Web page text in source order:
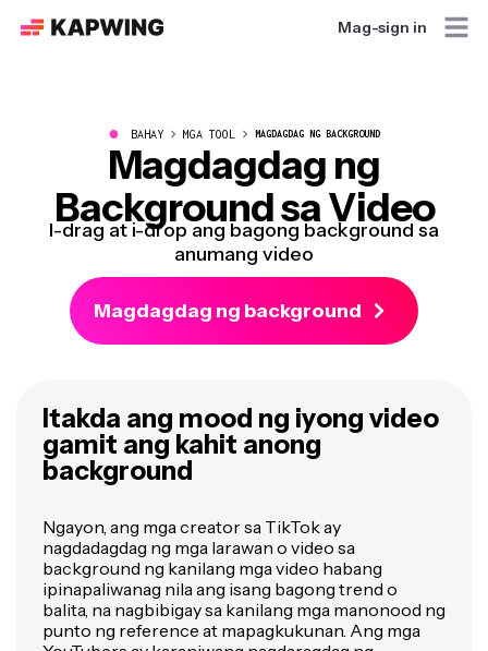
Mag-sign in
● BAHAY MGA TOOL MAGDAGDAG NG BACKGROUND
Magdagdag ng
Background sa Video
I-drag at i-drop ang bagong background sa
anumang video
Magdagdag ng background
Itakda ang mood ng iyong video
gamit ang kahit anong
background
Ngayon, ang mga creator sa TikTok ay
nagdadagdag ng mga larawan o video sa
background ng kanilang mga video habang
ipinapaliwanag nila ang isang bagong trend o
balita, na nagbibigay sa kanilang mga manonood ng
punto ng reference at mapagkukunan. Ang mga